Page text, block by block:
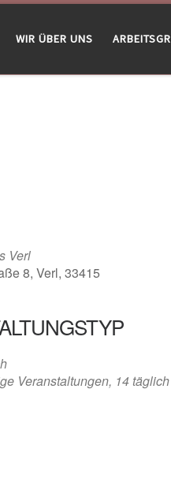
WIR ÜBER UNS
Verl
8, Verl, 33415
Veranstaltungen, 14 täglich